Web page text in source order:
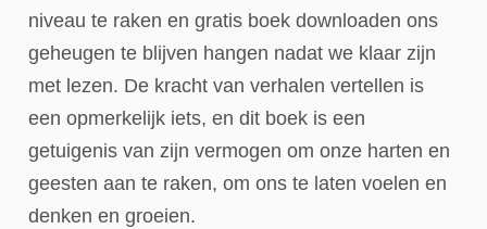
niveau te raken en gratis boek downloaden ons
geheugen te blijven hangen nadat we klaar zijn
met lezen. De kracht van verhalen vertellen is
een opmerkelijk iets, en dit boek is een
getuigenis van zijn vermogen om onze harten en
geesten aan te raken, om ons te laten voelen en
denken en groeien.